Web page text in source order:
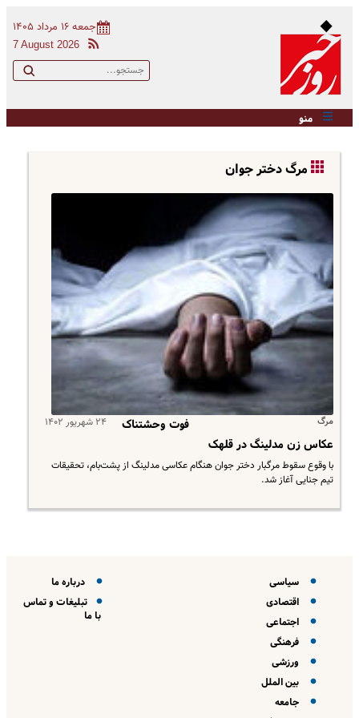
جمعه ۱۶ مرداد ۱۴۰۵
7 August 2026
منو
مرگ دختر جوان
مرگ ۲۴ شهریور ۱۴۰۲
فوت وحشتناک
عکاس زن مدلینگ در قلهک
با وقوع سقوط مرگبار دختر جوان هنگام عکاسی مدلینگ از پشت‌بام، تحقیقات
تیم جنایی آغاز شد.
سیاسی
اقتصادی
اجتماعی
فرهنگی
ورزشی
بین الملل
جامعه
درباره ما
تبلیغات و تماس
با ما